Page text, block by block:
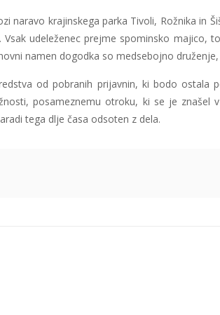
naravo krajinskega parka Tivoli, Rožnika in
Vsak udeleženec prejme spominsko
namen dogodka so medsebojno
od pobranih prijavnin, ki bodo ostala
posameznemu otroku, ki se je
tega dlje časa odsoten z dela.